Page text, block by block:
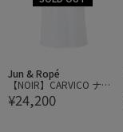
Jun & Ropé
【NOIR】CARVICO ナイ
ロントリコットジャージ
ーハイネックシャツ/U
¥24,200